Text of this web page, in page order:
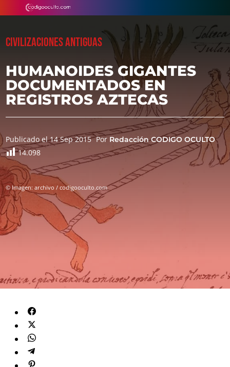
CIVILIZACIONES ANTIGUAS
HUMANOIDES GIGANTES
DOCUMENTADOS EN
REGISTROS AZTECAS
Publicado el 14 Sep 2015 Por Redacción CODIGO OCULTO
14.098
© Imagen: archivo / codigooculto.com